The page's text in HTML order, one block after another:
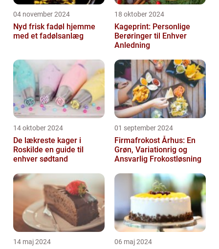
04 november 2024
Nyd frisk fadøl hjemme
med et fadølsanlæg
18 oktober 2024
Kageprint: Personlige
Berøringer til Enhver
Anledning
14 oktober 2024
De lækreste kager i
Roskilde en guide til
enhver sødtand
01 september 2024
Firmafrokost Århus: En
Grøn, Variationrig og
Ansvarlig Frokostløsning
14 maj 2024 06 maj 2024